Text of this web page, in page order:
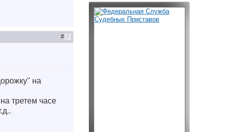
#72
на
третем часе